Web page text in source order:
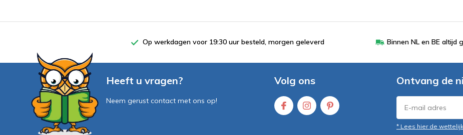
Op werkdagen voor 19:30 uur besteld, morgen geleverd Binnen NL en BE altijd
Heeft u vragen?
Neem gerust contact met ons op!
Volg ons Ontvang de
* Lees hier de